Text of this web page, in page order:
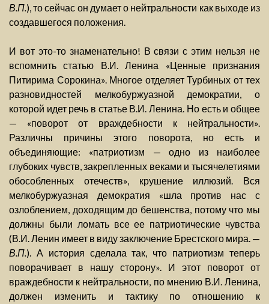
В.П.), то сейчас он думает о нейтральности как выходе из
создавшегося положения.
И вот это-то знаменательно! В связи с этим нельзя не
вспомнить статью В.И. Ленина «Ценные признания
Питирима Сорокина». Многое отделяет Турбиных от тех
разновидностей мелкобуржуазной демократии, о
которой идет речь в статье В.И. Ленина. Но есть и общее
— «поворот от враждебности к нейтральности».
Различны причины этого поворота, но есть и
объединяющие: «патриотизм — одно из наиболее
глубоких чувств, закрепленных веками и тысячелетиями
обособленных отечеств», крушение иллюзий. Вся
мелкобуржуазная демократия «шла против нас с
озлоблением, доходящим до бешенства, потому что мы
должны были ломать все ее патриотические чувства
(В.И. Ленин имеет в виду заключение Брестского мира. —
В.П.). А история сделала так, что патриотизм теперь
поворачивает в нашу сторону». И этот поворот от
враждебности к нейтральности, по мнению В.И. Ленина,
должен изменить и тактику по отношению к